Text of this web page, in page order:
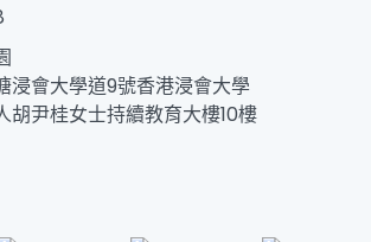
浸會大學道9號香港浸會大學
胡尹桂女士持續教育大樓10樓